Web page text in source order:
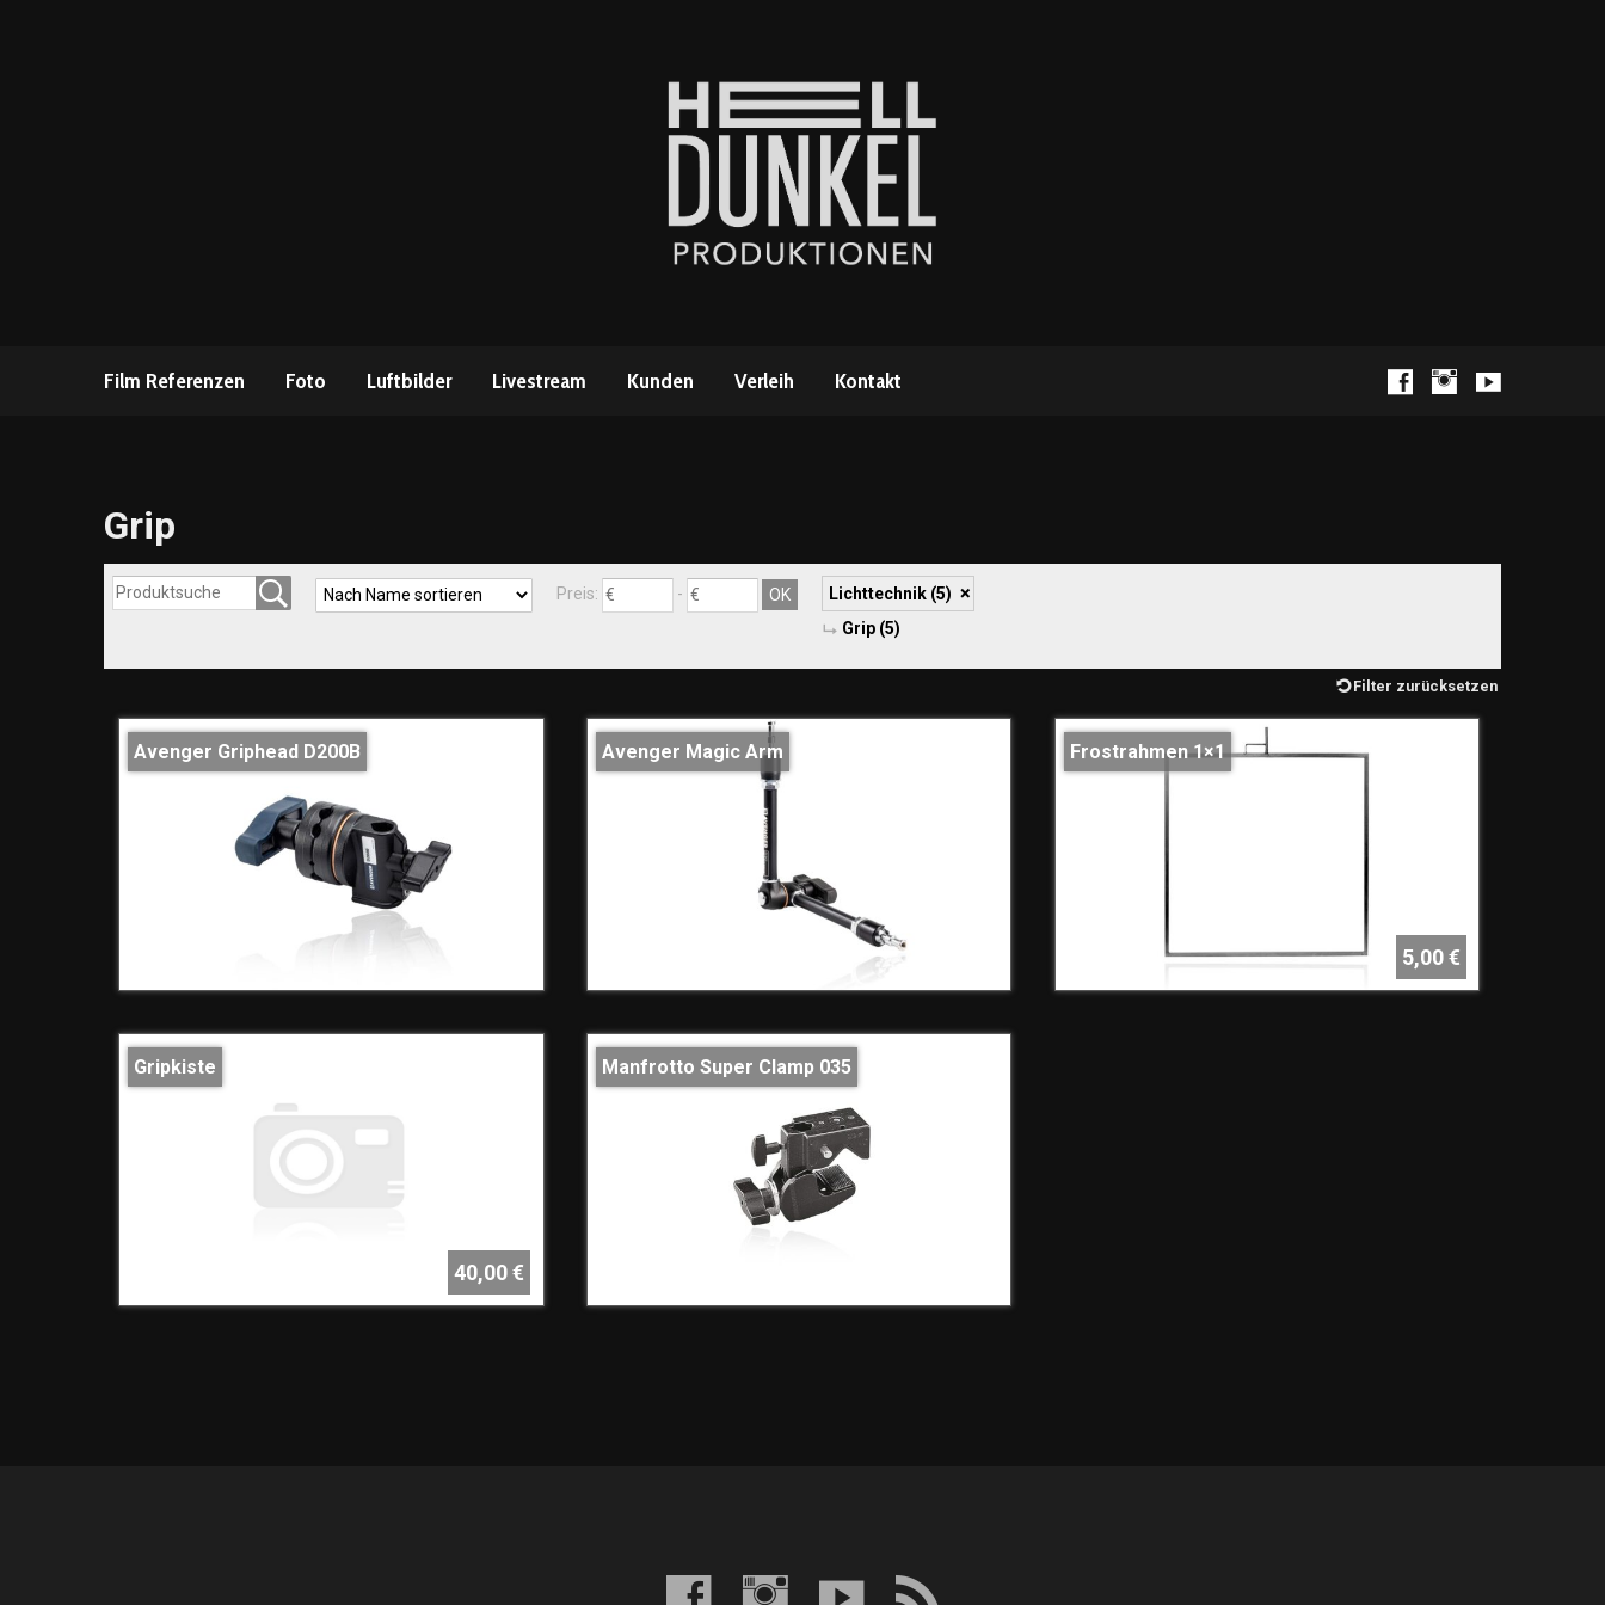
Film Referenzen Foto Luftbilder Livestream Kunden Verleih Kontakt
Grip
Preis: - Lichttechnik (5)
Grip (5)
Filter zurücksetzen
Avenger Griphead D200B Avenger Magic Arm Frostrahmen 1×1
5,00 €
Gripkiste
40,00 €
Manfrotto Super Clamp 035